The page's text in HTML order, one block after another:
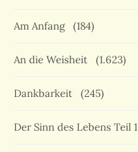
Am Anfang (184)
An die Weisheit (1.623)
Dankbarkeit (245)
Der Sinn des Lebens Teil 1